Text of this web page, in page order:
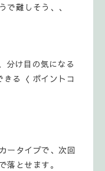
で難しそう、、
分け目の気になる
る〈 ポイントコ
ータイプで、次回
落とせます。